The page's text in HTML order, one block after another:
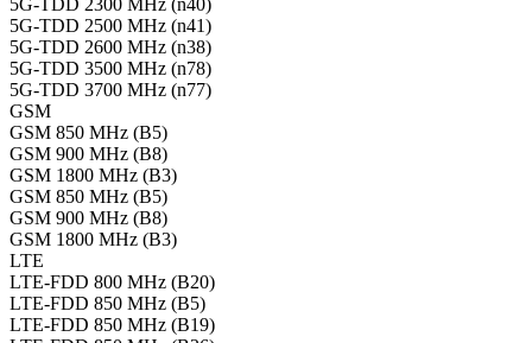
5G-TDD 2300 MHz (n40)
5G-TDD 2500 MHz (n41)
5G-TDD 2600 MHz (n38)
5G-TDD 3500 MHz (n78)
5G-TDD 3700 MHz (n77)
GSM
GSM 850 MHz (B5)
GSM 900 MHz (B8)
GSM 1800 MHz (B3)
GSM 850 MHz (B5)
GSM 900 MHz (B8)
GSM 1800 MHz (B3)
LTE
LTE-FDD 800 MHz (B20)
LTE-FDD 850 MHz (B5)
LTE-FDD 850 MHz (B19)